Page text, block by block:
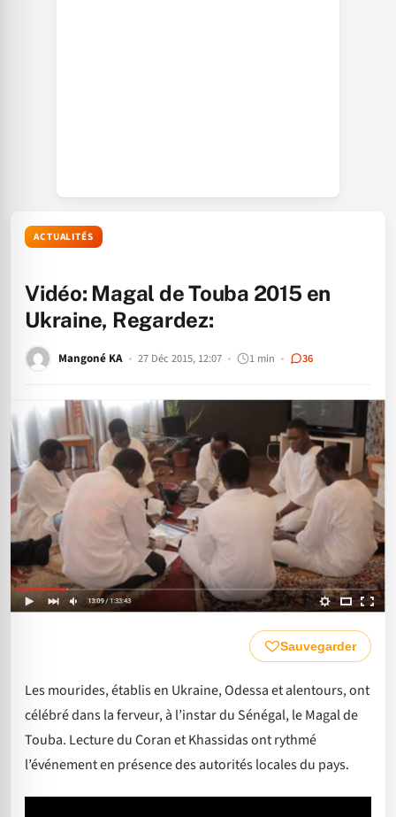
ACTUALITÉS
Vidéo: Magal de Touba 2015 en
Ukraine, Regardez:
Mangoné KA 27 Déc 2015, 12:07 1 min 36
Sauvegarder
Les mourides, établis en Ukraine, Odessa et alentours, ont
célébré dans la ferveur, à l’instar du Sénégal, le Magal de
Touba. Lecture du Coran et Khassidas ont rythmé
l’événement en présence des autorités locales du pays.